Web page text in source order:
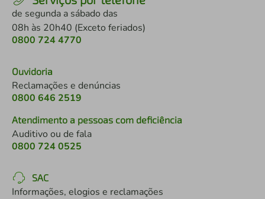
de segunda a sábado das
08h às 20h40 (Exceto feriados)
0800 724 4770
Ouvidoria
Reclamações e denúncias
0800 646 2519
Atendimento a pessoas com deficiência
Auditivo ou de fala
0800 724 0525
SAC
Informações, elogios e reclamações